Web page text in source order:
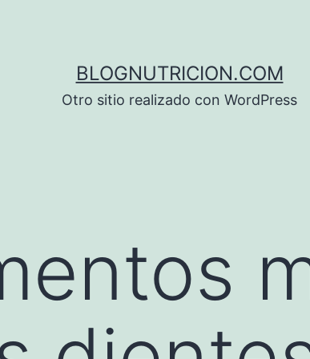
BLOGNUTRICION.COM
Otro sitio realizado con WordPress